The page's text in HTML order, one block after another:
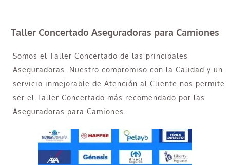
Taller Concertado Aseguradoras para Camiones
Somos el Taller Concertado de las principales
Aseguradoras. Nuestro compromiso con la Calidad y un
servicio inmejorable de Atención al Cliente nos permite
ser el Taller Concertado más recomendado por las
Aseguradoras para Camiones.